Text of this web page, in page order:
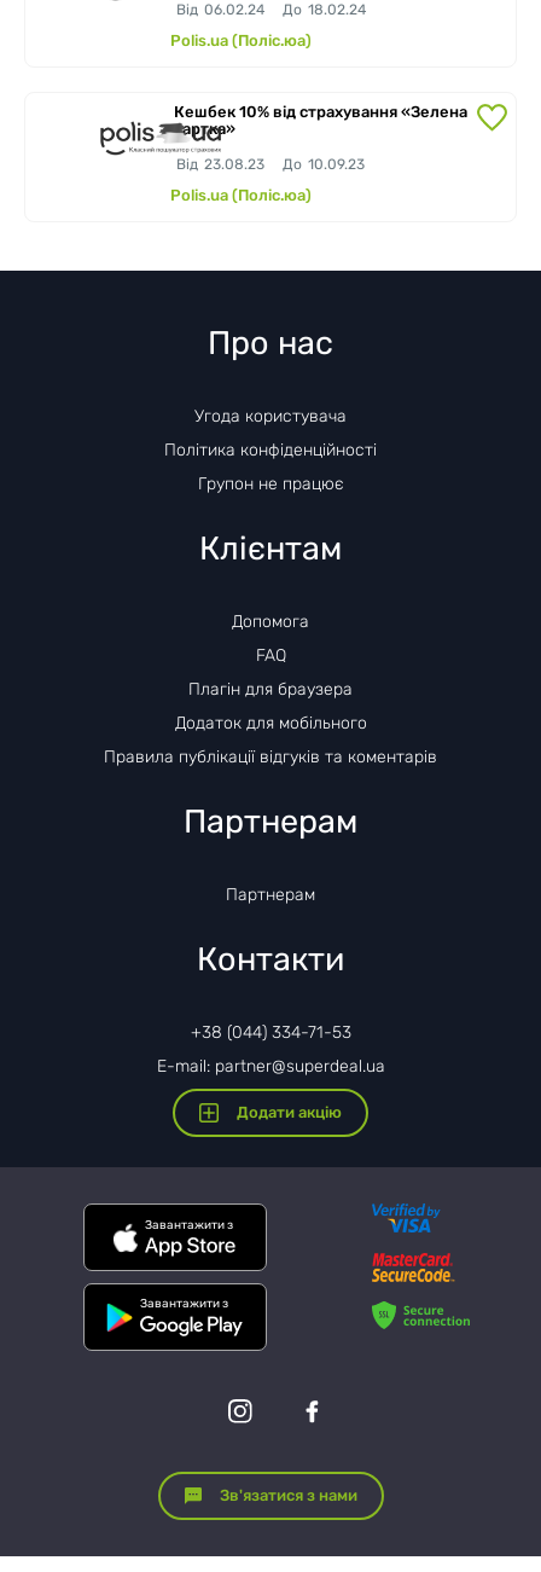
Від 06.02.24 До 18.02.24
Polis.ua (Поліс.юа)
Кешбек 10% від страхування «Зелена
картка»
Від 23.08.23 До 10.09.23
Polis.ua (Поліс.юа)
Про нас
Угода користувача
Політика конфіденційності
Групон не працює
Клієнтам
Допомога
FAQ
Плагін для браузера
Додаток для мобільного
Правила публікації відгуків та коментарів
Партнерам
Партнерам
Контакти
+38 (044) 334-71-53
E-mail: partner@superdeal.ua
Додати акцію
Завантажити з
Завантажити з
Зв'язатися з нами